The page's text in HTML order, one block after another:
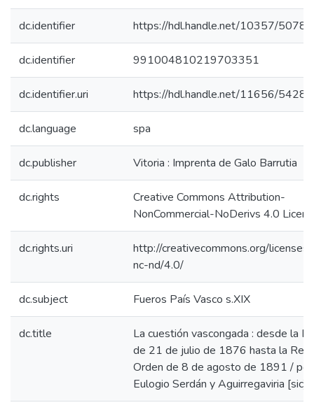
dc.identifier https://hdl.handle.net/10357/5078
dc.identifier 991004810219703351
dc.identifier.uri https://hdl.handle.net/11656/5428
dc.language spa
dc.publisher Vitoria : Imprenta de Galo Barrutia
dc.rights
Creative Commons Attribution-
NonCommercial-NoDerivs 4.0
dc.rights.uri
http://creativecommons.org/
nc-nd/4.0/
dc.subject Fueros País Vasco s.XIX
dc.title
La cuestión vascongada : desde la
de 21 de julio de 1876 hasta la Real
Orden de 8 de agosto de 1891 / por
Eulogio Serdán y Aguirregaviria [sic].